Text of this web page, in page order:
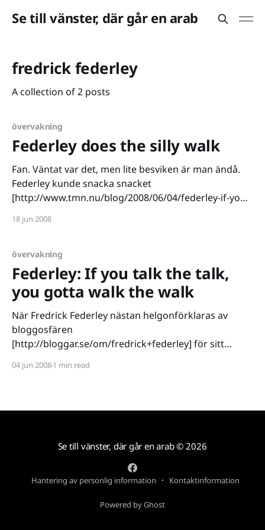
Se till vänster, där går en arab
fredrick federley
A collection of 2 posts
övervakning
Federley does the silly walk
Fan. Väntat var det, men lite besviken är man ändå.
Federley kunde snacka snacket
[http://www.tmn.nu/blog/2008/06/04/federley-if-you-
var det definitivt svårare med. Återremissen innebär
18 jun 2008
övervakning
Federley: If you talk the talk,
you gotta walk the walk
När Fredrick Federley nästan helgonförklaras av
bloggosfären
[http://bloggar.se/om/fredrick+federley] för sitt
ligga någon substans bakom. Gräver man lite djupare
04 jun 20081 min read
Se till vänster, där går en arab© 2026
Hantering av personlig information Kontaktinformation
Powered by Ghost